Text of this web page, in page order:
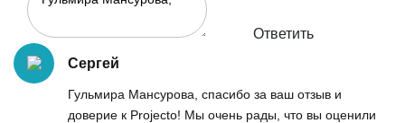
Ответить
Сергей
Гульмира Мансурова, спасибо за ваш отзыв и
доверие к Projecto! Мы очень рады, что вы оценили